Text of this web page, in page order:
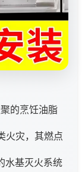
的烹饪油脂
火灾，其燃点
水基灭火系统